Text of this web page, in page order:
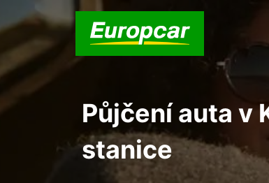
Půjčení auta v
stanice